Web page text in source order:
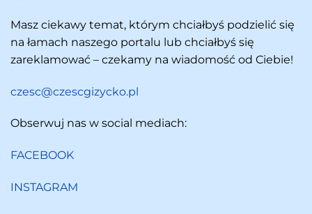
Masz ciekawy temat, którym chciałbyś podzielić się
na łamach naszego portalu lub chciałbyś się
zareklamować – czekamy na wiadomość od Ciebie!
czesc@czescgizycko.pl
Obserwuj nas w social mediach:
FACEBOOK
INSTAGRAM